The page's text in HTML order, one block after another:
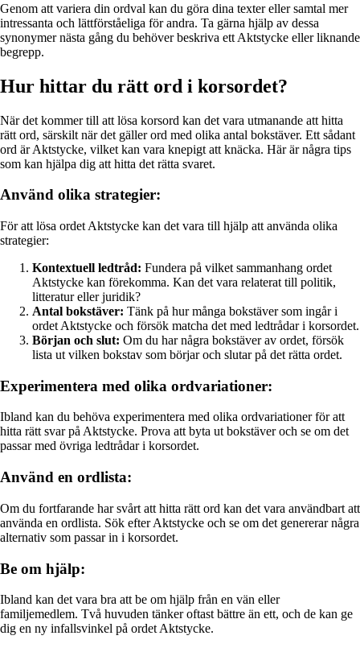
Genom att variera din ordval kan du göra dina texter eller samtal mer
intressanta och lättförståeliga för andra. Ta gärna hjälp av dessa
synonymer nästa gång du behöver beskriva ett Aktstycke eller liknande
begrepp.
Hur hittar du rätt ord i korsordet?
När det kommer till att lösa korsord kan det vara utmanande att hitta
rätt ord, särskilt när det gäller ord med olika antal bokstäver. Ett sådant
ord är Aktstycke, vilket kan vara knepigt att knäcka. Här är några tips
som kan hjälpa dig att hitta det rätta svaret.
Använd olika strategier:
För att lösa ordet Aktstycke kan det vara till hjälp att använda olika
strategier:
Kontextuell ledtråd: Fundera på vilket sammanhang ordet
Aktstycke kan förekomma. Kan det vara relaterat till politik,
litteratur eller juridik?
Antal bokstäver: Tänk på hur många bokstäver som ingår i
ordet Aktstycke och försök matcha det med ledtrådar i korsordet.
Början och slut: Om du har några bokstäver av ordet, försök
lista ut vilken bokstav som börjar och slutar på det rätta ordet.
Experimentera med olika ordvariationer:
Ibland kan du behöva experimentera med olika ordvariationer för att
hitta rätt svar på Aktstycke. Prova att byta ut bokstäver och se om det
passar med övriga ledtrådar i korsordet.
Använd en ordlista:
Om du fortfarande har svårt att hitta rätt ord kan det vara användbart att
använda en ordlista. Sök efter Aktstycke och se om det genererar några
alternativ som passar in i korsordet.
Be om hjälp:
Ibland kan det vara bra att be om hjälp från en vän eller
familjemedlem. Två huvuden tänker oftast bättre än ett, och de kan ge
dig en ny infallsvinkel på ordet Aktstycke.